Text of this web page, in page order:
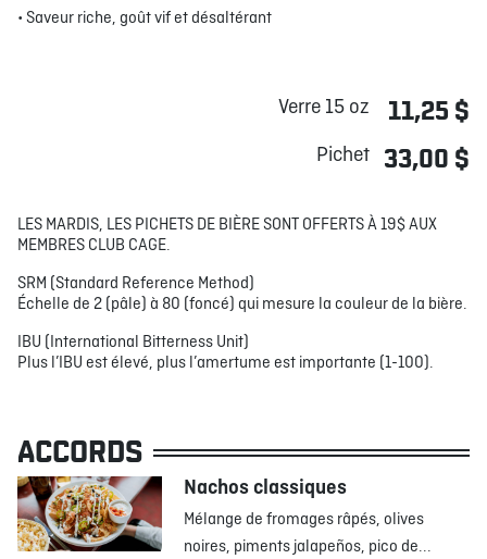
• Saveur riche, goût vif et désaltérant
Verre 15 oz 11,25 $
Pichet 33,00 $
LES MARDIS, LES PICHETS DE BIÈRE SONT OFFERTS À 19$ AUX
MEMBRES CLUB CAGE.
SRM (Standard Reference Method)
Échelle de 2 (pâle) à 80 (foncé) qui mesure la couleur de la bière.
IBU (International Bitterness Unit)
Plus l’IBU est élevé, plus l’amertume est importante (1-100).
ACCORDS
Nachos classiques
Mélange de fromages râpés, olives
noires, piments jalapeños, pico de...